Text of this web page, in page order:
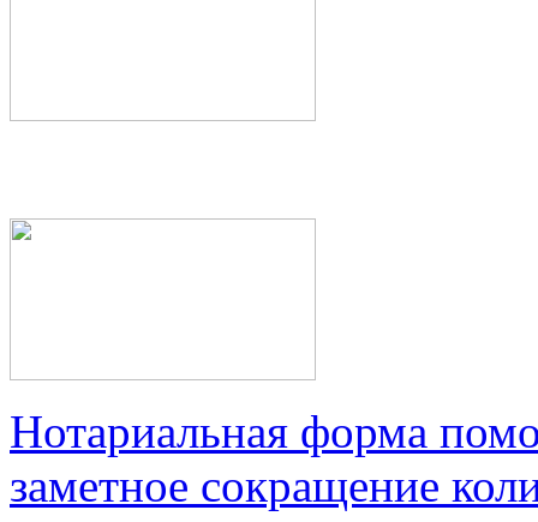
Нотариальная форма
заметное сокращение